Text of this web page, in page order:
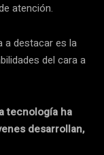
atención.
a destacar es la
del cara a
tecnología ha
desarrollan,